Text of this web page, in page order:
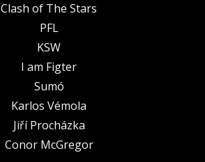
Clash of The Stars
PFL
KSW
I am Figter
Sumó
Karlos Vémola
Jiří Procházka
Conor McGregor